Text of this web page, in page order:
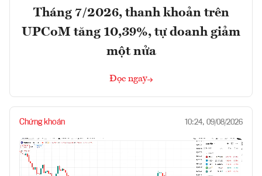
Tháng 7/2026, thanh khoản trên
UPCoM tăng 10,39%, tự doanh giảm
một nửa
Đọc ngay
Chứng khoán 10:24, 09/08/2026